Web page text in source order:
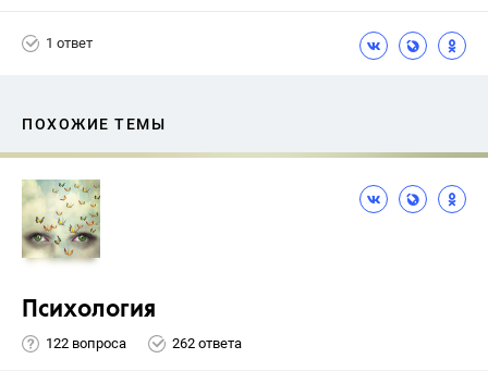
1 ответ
ПОХОЖИЕ ТЕМЫ
Психология
122 вопроса 262 ответа